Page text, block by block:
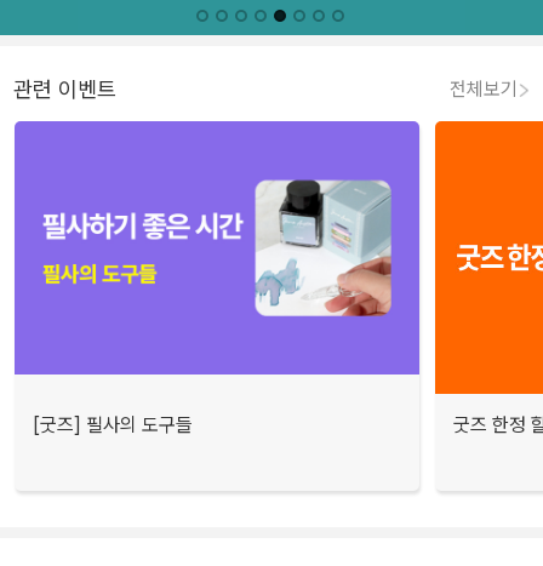
관련 이벤트 전체보기
[굿즈] 필사의 도구들 굿즈 한정